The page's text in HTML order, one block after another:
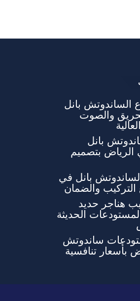
الساندوتش بانل
والصوت
بانل
الرياض بتصميم
بانل في
والضمان
هناجر حديد
الحديثة
ساندوتش
بأسعار تنافسية